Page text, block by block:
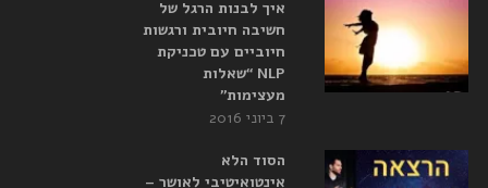
איך לבנות הרגל של
חשיבה חיובית ורגשות
חיוביים עם טכניקת
NLP “שאלות
מעצימות”
7 ביוני 2016
הסוד הלא
אינטואיטיבי לאושר –